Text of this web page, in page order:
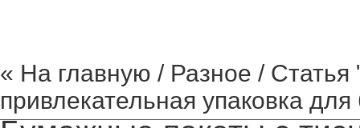
« На главную / Разное /
привлекательная упаковка